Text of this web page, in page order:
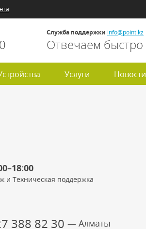
Служба поддержки info@point.kz
Отвечаем быстро
Услуги Новости
и Техническая поддержка
388 82 30 — Алматы